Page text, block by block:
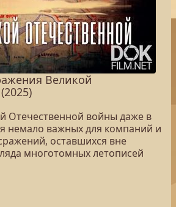
Великой
Отечественной войны даже в
немало важных для компаний и
оставшихся вне
многотомных летописей